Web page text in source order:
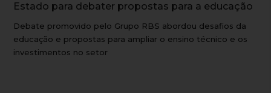
Estado para debater propostas para a educação
Debate promovido pelo Grupo RBS abordou desafios da
educação e propostas para ampliar o ensino técnico e os
investimentos no setor